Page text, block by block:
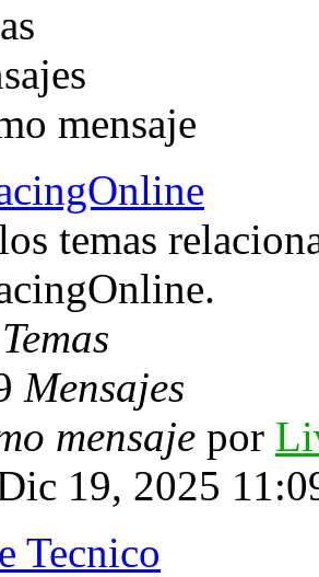
mensaje
temas
Temas
Mensajes
mensaje por
19, 2025
Tecnico